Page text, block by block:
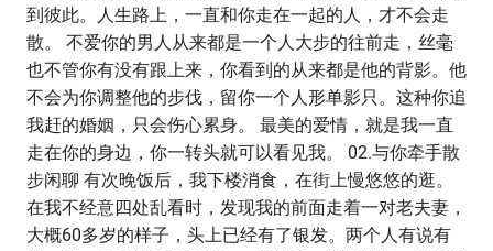
到彼此。人生路上，一直和你走在一起的人，才不会走
散。 不爱你的男人从来都是一个人大步的往前走，丝毫
也不管你有没有跟上来，你看到的从来都是他的背影。他
不会为你调整他的步伐，留你一个人形单影只。这种你追
我赶的婚姻，只会伤心累身。 最美的爱情，就是我一直
走在你的身边，你一转头就可以看见我。 02.与你牵手散
步闲聊 有次晚饭后，我下楼消食，在街上慢悠悠的逛。
在我不经意四处乱看时，发现我的前面走着一对老夫妻，
大概60多岁的样子，头上已经有了银发。两个人有说有